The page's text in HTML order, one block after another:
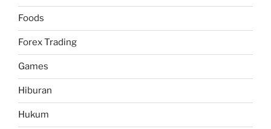
Foods
Forex Trading
Games
Hiburan
Hukum